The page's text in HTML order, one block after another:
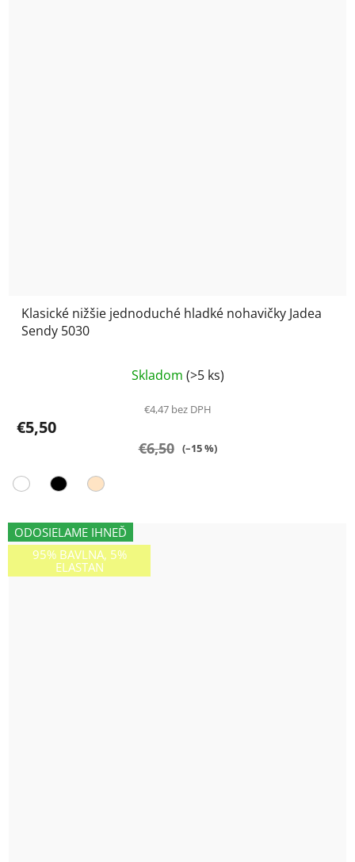
Klasické nižšie jednoduché hladké nohavičky Jadea
Sendy 5030
hodnotenie
produktu
5,0
Skladom (>5 ks)
€4,47 bez DPH
€5,50
€6,50 (–15 %)
ODOSIELAME IHNEĎ
95% BAVLNA, 5%
ELASTAN